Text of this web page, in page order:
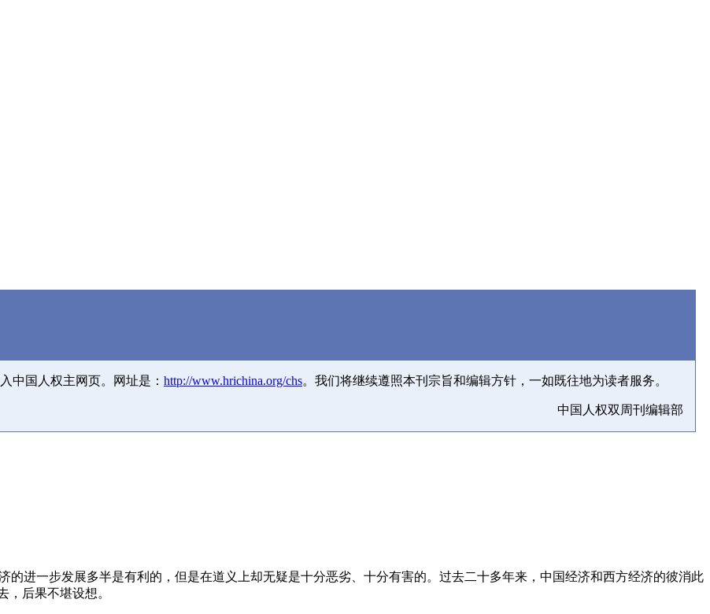
中国人权主网页。网址是： http://www.hrichina.org/chs。我们将继续遵照本刊宗旨和编辑方针，一如既往地为读者服务。
中国人权双周刊编辑部
的进一步发展多半是有利的，但是在道义上却无疑是十分恶劣、十分有害的。过去二十多年来，中国经济和西方经济的彼消此
，后果不堪设想。